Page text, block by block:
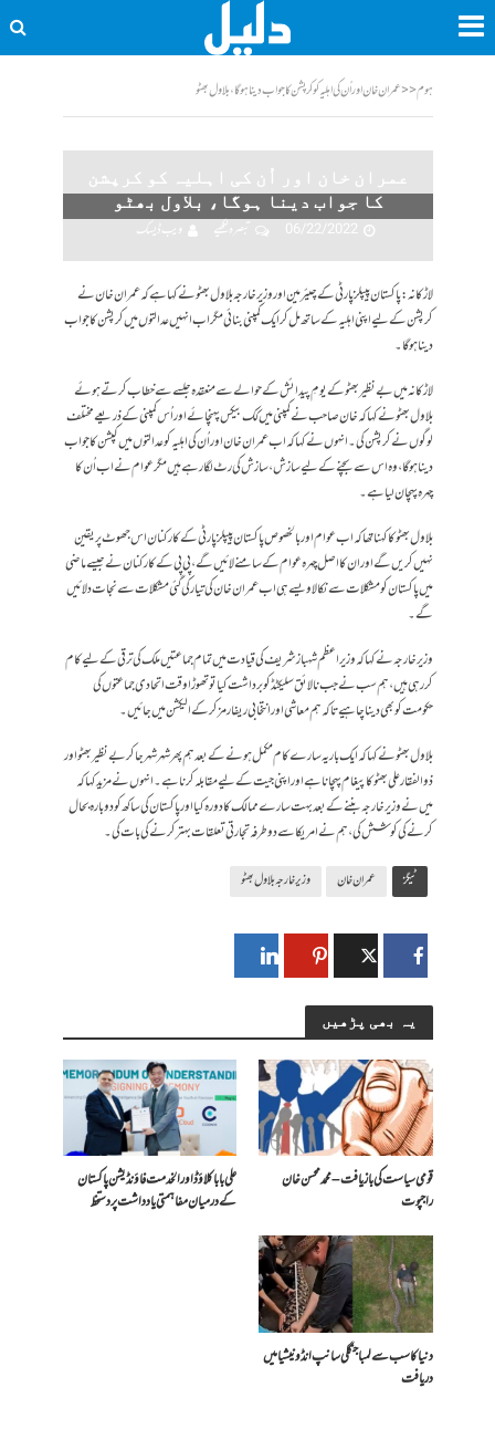
ہوم<<عمران خان اور اُن کی اہلیہ کو کرپشن کا جواب دینا ہوگا، بلاول بھٹو
عمران خان اور اُن کی اہلیہ کو کرپشن
کا جواب دینا ہوگا، بلاول بھٹو
06/22/2022
تبصرہ لکھیے ویب ڈیسک
لاڑکانہ: پاکستان پیپلزپارٹی کے چیئرمین اور وزیر خارجہ بلاول بھٹو نے کہا ہے کہ عمران خان نے
کرپشن کے لیے اپنی اہلیہ کے ساتھ مل کر ایک کمپنی بنائی مگر اب انہیں عدالتوں میں کرپشن کا جواب
دینا ہوگا۔
لاڑکانہ میں بے نظیر بھٹو کے یومِ پیدائش کے حوالے سے منعقدہ جلسے سے خطاب کرتے ہوئے
بلاول بھٹو نے کہا کہ خان صاحب نے کمپنی میں کک بیکس پہنچائے اور اُس کمپنی کے ذریعے مختلف
لوگوں نے کرپشن کی۔ انہوں نے کہا کہ اب عمران خان اور اُن کی اہلیہ کو عدالتوں میں کپشن کا جواب
دینا ہوگا، وہ اس سے بچنے کے لیے سازش ، سازش کی رٹ لگارہے ہیں مگر عوام نے اب اُن کا
چہرہ پہچان لیا ہے۔
بلاول بھٹو کا کہنا تھا کہ اب عوام اور بالخصوص پاکستان پیپلزپارٹی کے کارکنان اس جھوٹ پر یقین
نہیں کریں گے اور ان کا اصل چہرہ عوام کے سامنے لائیں گے، پی پی کے کارکنان نے جیسے ماضی
میں پاکستان کو مشکلات سے نکالا ویسے ہی اب عمران خان کی تیار کی گئی مشکلات سے نجات دلائیں
گے۔
وزیر خارجہ نے کہا کہ وزیراعظم شہباز شریف کی قیادت میں تمام جماعتیں ملک کی ترقی کے لیے کام
کررہی ہیں، ہم سب نے جب نالائق سلیکٹڈ کو برداشت کیا تو تھوڑا وقت اتحادی جماعتوں کی
حکومت کو بھی دینا چاہیے تاکہ ہم معاشی اور انتخابی ریفارمز کر کے الیکشن میں جائیں۔
بلاول بھٹو نے کہا کہ ایک بار یہ سارے کام مکمل ہونے کے بعد ہم پھر شہر شہر جاکر بے نظیر بھٹو اور
ذوالفقار علی بھٹو کا پیغام پہچانا ہے اور اپنی جیت کے لیے مقابلہ کرنا ہے۔ انہوں نے مزید کہا کہ
میں نے وزیر خارجہ بننے کے بعد بہت سارے ممالک کا دورہ کیا اور پاکستان کی ساکھ کو دوبارہ بحال
کرنے کی کوشش کی، ہم نے امریکا سے دو طرفہ تجارتی تعلقات بہتر کرنے کی بات کی۔
ٹیگز عمران خان وزیر خارجہ بلاول بھٹو
یہ بھی پڑھیں
قومی سیاست کی بازیافت – محمد محسن خان
راجپوت
علی بابا کلاؤڈ اور الخدمت فاؤنڈیشن پاکستان
کے درمیان مفاہمتی یادداشت پر دستخط
دنیا کا سب سے لمبا جنگلی سانپ انڈونیشیا میں
دریافت